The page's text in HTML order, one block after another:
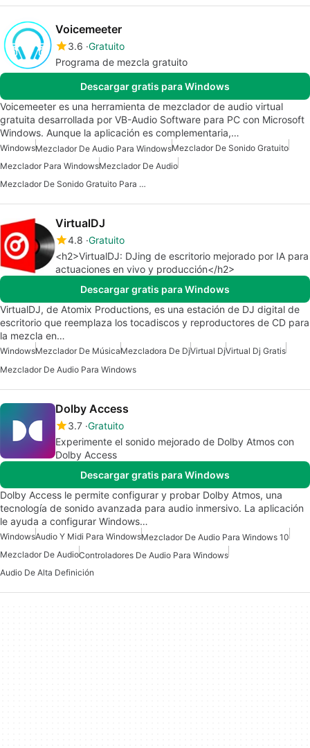
Voicemeeter
3.6 Gratuito
Programa de mezcla gratuito
Descargar gratis para Windows
Voicemeeter es una herramienta de mezclador de audio virtual
gratuita desarrollada por VB-Audio Software para PC con Microsoft
Windows. Aunque la aplicación es complementaria,…
WindowsMezclador De Audio Para WindowsMezclador De Sonido Gratuito
Mezclador Para WindowsMezclador De Audio
Mezclador De Sonido Gratuito Para Windows
VirtualDJ
4.8 Gratuito
<h2>VirtualDJ: DJing de escritorio mejorado por IA para
actuaciones en vivo y producción</h2>
Descargar gratis para Windows
VirtualDJ, de Atomix Productions, es una estación de DJ digital de
escritorio que reemplaza los tocadiscos y reproductores de CD para
la mezcla en…
WindowsMezclador De MúsicaMezcladora De DjVirtual DjVirtual Dj Gratis
Mezclador De Audio Para Windows
Dolby Access
3.7 Gratuito
Experimente el sonido mejorado de Dolby Atmos con
Dolby Access
Descargar gratis para Windows
Dolby Access le permite configurar y probar Dolby Atmos, una
tecnología de sonido avanzada para audio inmersivo. La aplicación
le ayuda a configurar Windows…
WindowsAudio Y Midi Para WindowsMezclador De Audio Para Windows 10
Mezclador De AudioControladores De Audio Para Windows
Audio De Alta Definición